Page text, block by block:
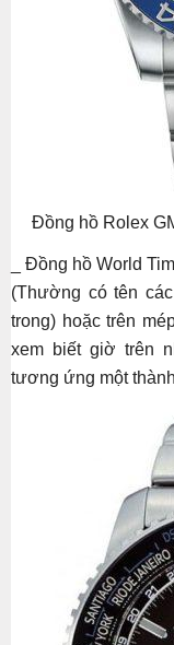
Đồng hồ Rolex
_ Đồng hồ World
(Thường có tên
trong) hoặc trên
xem biết giờ trên
tương ứng một